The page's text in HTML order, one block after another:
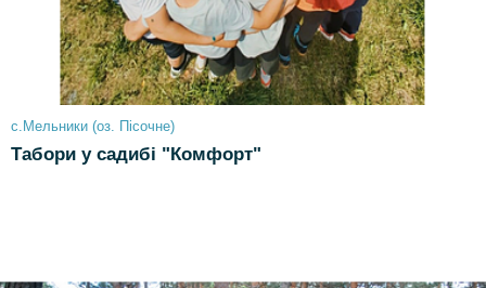
с.Мельники (оз. Пісочне)
Табори у садибі "Комфорт"